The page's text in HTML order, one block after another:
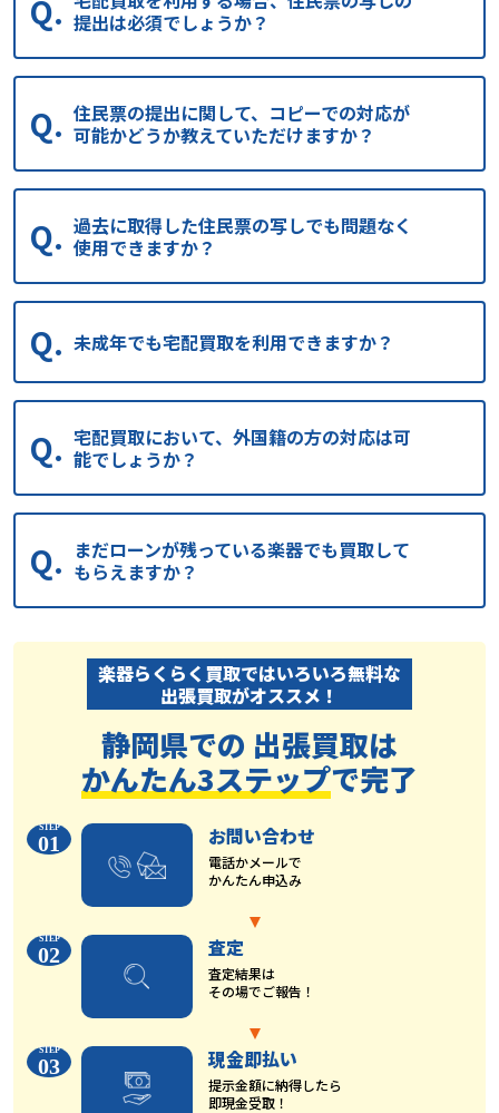
提出は必須でしょうか？
住民票の提出に関して、コピーでの対応が
可能かどうか教えていただけますか？
過去に取得した住民票の写しでも問題なく
使用できますか？
未成年でも宅配買取を利用できますか？
宅配買取において、外国籍の方の対応は可
能でしょうか？
まだローンが残っている楽器でも買取して
もらえますか？
楽器らくらく買取ではいろいろ無料な
出張買取がオススメ！
静岡県での 出張買取は
かんたん3ステップで完了
01 お問い合わせ
電話かメールで
かんたん申込み
02 査定
査定結果は
その場でご報告！
03 現金即払い
提示金額に納得したら
即現金受取！